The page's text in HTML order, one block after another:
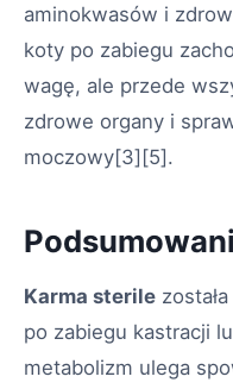
aminokwasów i
koty po zabiegu
wagę, ale przede
zdrowe organy i
moczowy[3][5].
Karma sterile
po zabiegu kastracji
metabolizm ulega